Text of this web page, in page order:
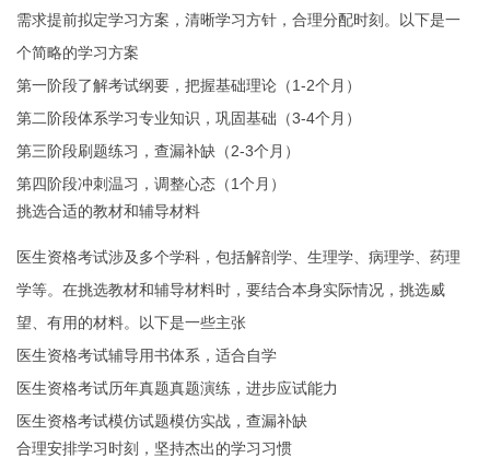
需求提前拟定学习方案，清晰学习方针，合理分配时刻。以下是一
个简略的学习方案
第一阶段了解考试纲要，把握基础理论（1-2个月）
第二阶段体系学习专业知识，巩固基础（3-4个月）
第三阶段刷题练习，查漏补缺（2-3个月）
第四阶段冲刺温习，调整心态（1个月）
挑选合适的教材和辅导材料
医生资格考试涉及多个学科，包括解剖学、生理学、病理学、药理
学等。在挑选教材和辅导材料时，要结合本身实际情况，挑选威
望、有用的材料。以下是一些主张
医生资格考试辅导用书体系，适合自学
医生资格考试历年真题真题演练，进步应试能力
医生资格考试模仿试题模仿实战，查漏补缺
合理安排学习时刻，坚持杰出的学习习惯